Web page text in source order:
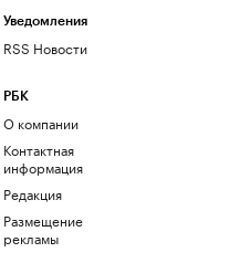
Уведомления
RSS Новости
РБК
О компании
Контактная
информация
Редакция
Размещение
рекламы